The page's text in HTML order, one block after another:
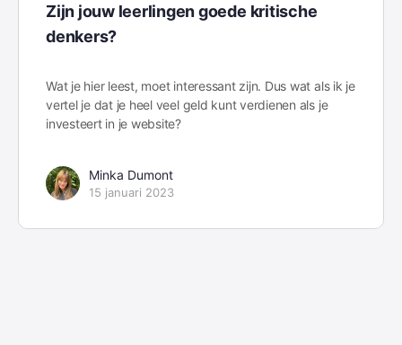
Zijn jouw leerlingen goede kritische
denkers?
Wat je hier leest, moet interessant zijn. Dus wat als ik je
vertel je dat je heel veel geld kunt verdienen als je
investeert in je website?
Minka Dumont
15 januari 2023